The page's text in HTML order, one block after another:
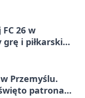
26 w
grę i piłkarski
Przemyślu.
patrona